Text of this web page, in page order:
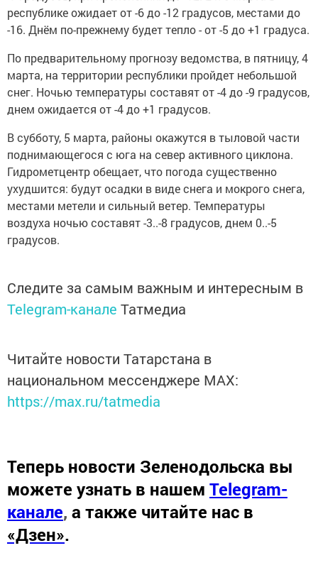
республике ожидает от -6 до -12 градусов, местами до
-16. Днём по-прежнему будет тепло - от -5 до +1 градуса.
По предварительному прогнозу ведомства, в пятницу, 4
марта, на территории республики пройдет небольшой
снег. Ночью температуры составят от -4 до -9 градусов,
днем ожидается от -4 до +1 градусов.
В субботу, 5 марта, районы окажутся в тыловой части
поднимающегося с юга на север активного циклона.
Гидрометцентр обещает, что погода существенно
ухудшится: будут осадки в виде снега и мокрого снега,
местами метели и сильный ветер. Температуры
воздуха ночью составят -3..-8 градусов, днем 0..-5
градусов.
Следите за самым важным и интересным в
Telegram-канале Татмедиа
Читайте новости Татарстана в
национальном мессенджере MАХ:
https://max.ru/tatmedia
Теперь новости Зеленодольска вы
можете узнать в нашем Telegram-
канале, а также читайте нас в
«Дзен».